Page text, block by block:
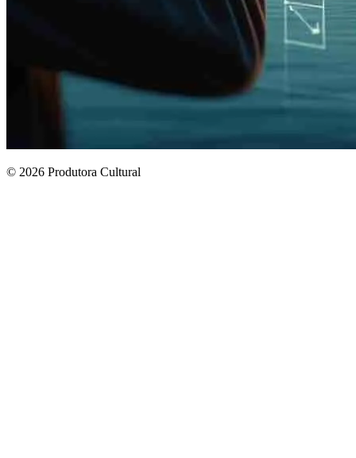
© 2026 Produtora Cultural